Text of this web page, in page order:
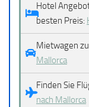
Hotel
besten Preis:
Mietwagen
Mallorca
Finden Sie
nach Mallorca